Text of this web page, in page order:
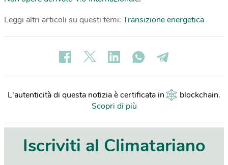
Leggi altri articoli su questi temi: Transizione energetica
L'autenticità di questa notizia è certificata in blockchain.
Scopri di più
Iscriviti al Climatariano